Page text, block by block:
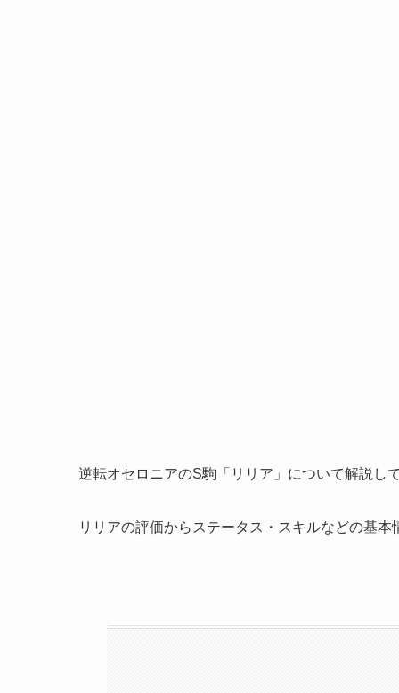
逆転オセロニアのS駒「リリア」について解説して
リリアの評価からステータス・スキルなどの基本